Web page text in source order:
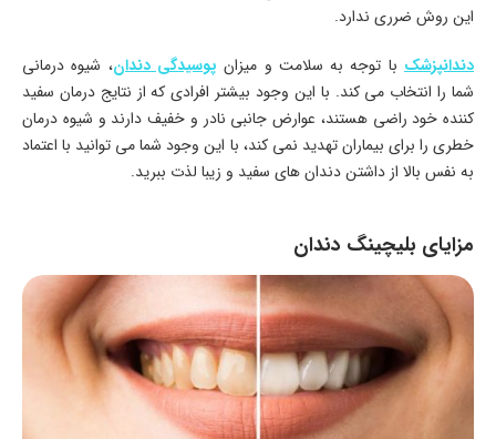
این روش ضرری ندارد.
دندانپزشکبا توجه به سلامت و میزان پوسیدگی دندان، شیوه درمانی
شما را انتخاب می کند. با این وجود بیشتر افرادی که از نتایج درمان سفید
کننده خود راضی هستند، عوارض جانبی نادر و خفیف دارند و شیوه درمان
خطری را برای بیماران تهدید نمی کند، با این وجود شما می توانید با اعتماد
به نفس بالا از داشتن دندان‌ های سفید و زیبا لذت ببرید.
مزایای بلیچینگ دندان